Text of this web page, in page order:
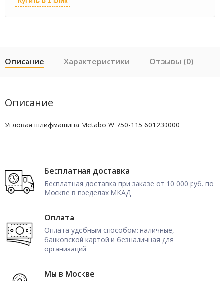
Описание Характеристики Отзывы (0)
Описание
Угловая шлифмашина Metabo W 750-115 601230000
Бесплатная доставка
Бесплатная доставка при заказе от 10 000 руб. по
Москве в пределах МКАД
Оплата
Оплата удобным способом: наличные,
банковской картой и безналичная для
организаций
Мы в Москве